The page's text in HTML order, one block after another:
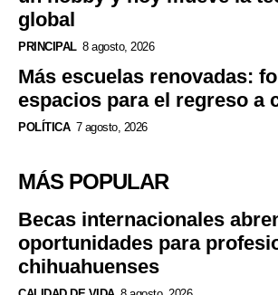
global
PRINCIPAL 8 agosto, 2026
Más escuelas renovadas:
espacios para el regreso a
POLÍTICA 7 agosto, 2026
MÁS POPULAR
Becas internacionales
oportunidades para
chihuahuenses